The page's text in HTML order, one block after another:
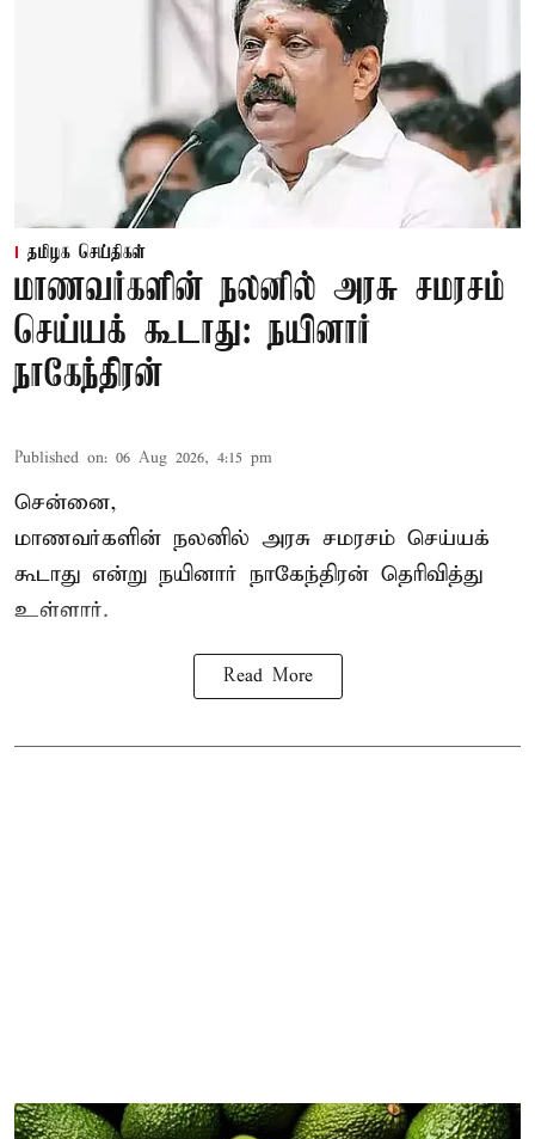
தமிழக செய்திகள்
மாணவர்களின் நலனில் அரசு சமரசம்
செய்யக் கூடாது: நயினார்
நாகேந்திரன்
Published on: 06 Aug 2026, 4:15 pm
சென்னை,
மாணவர்களின் நலனில் அரசு சமரசம் செய்யக்
கூடாது என்று நயினார் நாகேந்திரன் தெரிவித்து
உள்ளார்.
Read More